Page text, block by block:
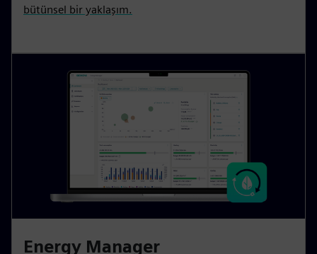
bütünsel bir yaklaşım.
Energy Manager